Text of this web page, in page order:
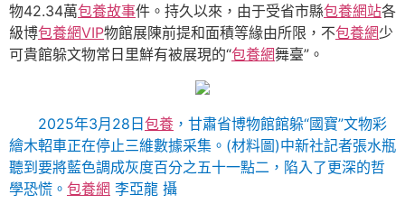
物42.34萬包養故事件。持久以來，由于受省市縣包養網站各
級博包養網VIP物館展陳前提和面積等緣由所限，不包養網少
可貴館躲文物常日里鮮有被展現的“包養網舞臺”。
2025年3月28日 包養 ，甘肅省博物館館躲“國寶”文物彩
繪木軺車正在停止三維數據采集。(材料圖)中新社記者張水瓶
聽到要將藍色調成灰度百分之五十一點二，陷入了更深的哲
學恐慌。 包養網 李亞龍 攝